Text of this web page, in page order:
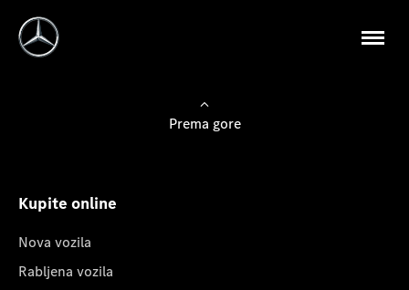
Prema gore
Kupite online
Nova vozila
Rabljena vozila